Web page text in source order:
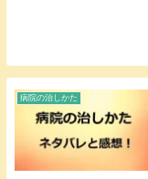
病院の治しかた